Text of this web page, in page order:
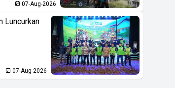
07-Aug-2026
Luncurkan
07-Aug-2026